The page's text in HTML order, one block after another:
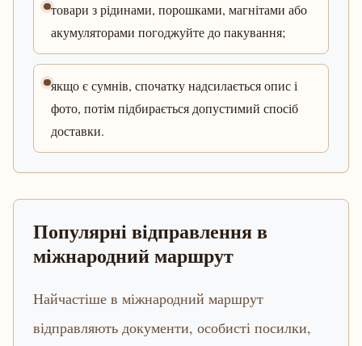
товари з рідинами, порошками, магнітами або
акумуляторами погоджуйте до пакування;
якщо є сумнів, спочатку надсилається опис і
фото, потім підбирається допустимий спосіб
доставки.
Популярні відправлення в
міжнародний маршрут
Найчастіше в міжнародний маршрут
відправляють документи, особисті посилки,